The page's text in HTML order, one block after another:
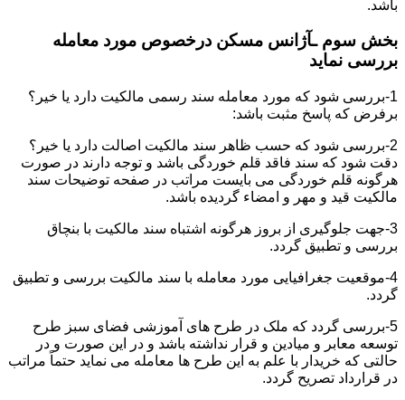
باشد.
بخش سوم ـآژانس مسکن درخصوص مورد معامله
بررسی نماید
1-بررسی شود که مورد معامله سند رسمی مالکیت دارد یا خیر؟
برفرض که پاسخ مثبت باشد:
2-بررسی شود که حسب ظاهر سند مالکیت اصالت دارد یا خیر؟
دقت شود که سند فاقد قلم خوردگی باشد و توجه دارند در صورت
هرگونه قلم خوردگی می بایست مراتب در صفحه توضیحات سند
مالکیت قید و مهر و امضاء گردیده باشد.
3-جهت جلوگیری از بروز هرگونه اشتباه سند مالکیت با بنچاق
بررسی و تطبیق گردد.
4-موقعیت جغرافیایی مورد معامله با سند مالکیت بررسی و تطبیق
گردد.
5-بررسی گردد که ملک در طرح های آموزشی فضای سبز طرح
توسعه معابر و میادین و قرار نداشته باشد و در این صورت و در
حالتی که خریدار با علم به این طرح ها معامله می نماید حتماً مراتب
در قرارداد تصریح گردد.